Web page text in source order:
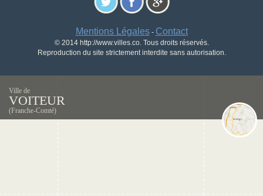
Mentions Légales- Contact
© 2014 http://www.villes.co. Tous droits réservés.
Reproduction du site strictement interdite sans autorisation.
Ville de
VOITEUR
(Franche-Comté)